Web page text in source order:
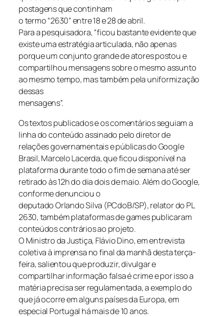
postagens que continham
o termo “2630” entre 18 e 28 de abril.
Para a pesquisadora, “ficou bastante evidente que
existe uma estratégia articulada, não apenas
porque um conjunto grande de atores postou e
compartilhou mensagens sobre o mesmo assunto
ao mesmo tempo, mas também pela uniformização
dessas
mensagens”.
Os textos publicados e os comentários seguiam a
linha do conteúdo assinado pelo diretor de
relações governamentais e públicas do Google
Brasil, Marcelo Lacerda, que ficou disponível na
plataforma durante todo o fim de semana até ser
retirado às 12h do dia dois de maio. Além do Google,
conforme denunciou o
deputado Orlando Silva (PCdoB/SP), relator do PL
2630, também plataformas de games publicaram
conteúdos contrários ao projeto.
O Ministro da Justiça, Flávio Dino, em entrevista
coletiva à imprensa no final da manhã desta terça-
feira, salientou que produzir, divulgar e
compartilhar informação falsa é crime e por isso a
matéria precisa ser regulamentada, a exemplo do
que já ocorre em alguns países da Europa, em
especial Portugal há mais de 10 anos.